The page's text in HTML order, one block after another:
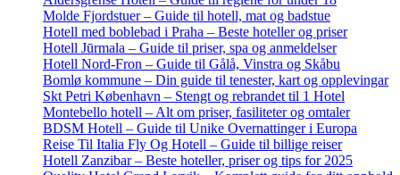
Molde Fjordstuer – Guide til hotell, mat og badstue
Hotell med boblebad i Praha – Beste hoteller og priser
Hotell Jūrmala – Guide til priser, spa og anmeldelser
Hotell Nord-Fron – Guide til Gålå, Vinstra og Skåbu
Bomlø kommune – Din guide til tenester, kart og opplevingar
Skt Petri København – Stengt og rebrandet til 1 Hotel
Montebello hotell – Alt om priser, fasiliteter og omtaler
BDSM Hotell – Guide til Unike Overnattinger i Europa
Reise Til Italia Fly Og Hotell – Guide til billige reiser
Hotell Zanzibar – Beste hoteller, priser og tips for 2025